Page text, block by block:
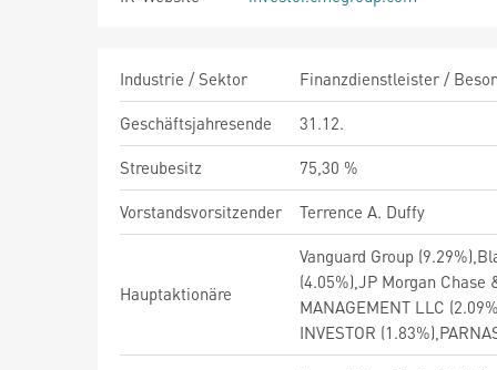
Industrie / Sektor
Finanzdienstleister /
Geschäftsjahresende
31.12.
Streubesitz
75,30 %
Vorstandsvorsitzender
Terrence A. Duffy
Hauptaktionäre
Vanguard Group
(4.05%),JP Morgan Chase
MANAGEMENT LLC
INVESTOR